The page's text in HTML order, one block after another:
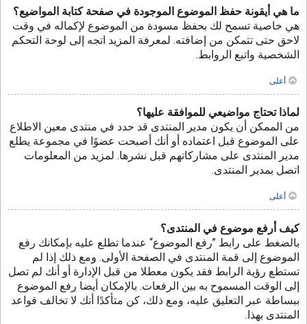
ما هي أيقونة حفظ الموضوع الموجودة في صفحة كتابة المواضيع؟
هي خاصية تسمح لك بحفظ مسودة من الموضوع لإكماله في وقت
لاحق حتى تتمكن من إضافته. لمعرفة المزيد اتجه إلى لوحة التحكم
الشخصية واتبع الروابط.
أعلى
لماذا تحتاج مواضيعي للموافقة عليها؟
من الممكن أن يكون مدير المنتدى قد حدد في منتدى معين الاطلاع
على الموضوع قبل اعتماده أو أنك أصبحت عضوًا في مجموعة يطلع
مدير المنتدى على مشاركاتهم قبل نشرها. لمزيد من المعلومات
اتصل بمدير المنتدى.
أعلى
كيف أرفع موضوع في المنتدى؟
بالضغط على رابط ”رفع الموضوع“ عندما تطلع عليه بإمكانك رفع
الموضوع إلى قمة المنتدى في الصفحة الأولى. ومع ذلك إذا لم
تستطع رؤية الرابط فقد يكون معطلا من قبل الإدارة أو أنك لم تصل
إلى الوقت المسموح به بين الرفعات. بالإمكان أيضا رفع الموضوع
ببساطة عبر التعليق عليه، ومع ذلك، كن متأكدًا أنك لا تخالف قواعد
المنتدى بهذا.